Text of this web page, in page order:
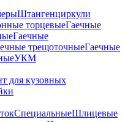
Штангенциркули
торцевыеГаечные
Гаечные
трещоточныеГаечные
УКМ
для кузовных
СпециальныеШлицевые